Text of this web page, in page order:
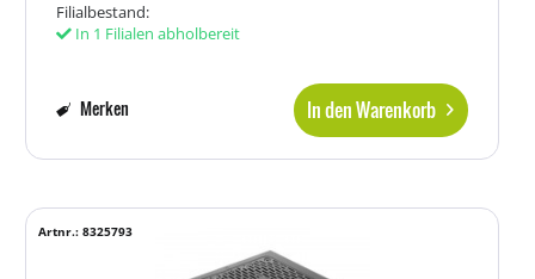
Filialbestand:
In 1 Filialen abholbereit
In den Warenkorb
Merken
Artnr.: 8325793